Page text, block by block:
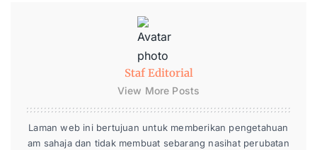
Staf Editorial
View More Posts
Laman web ini bertujuan untuk memberikan pengetahuan
am sahaja dan tidak membuat sebarang nasihat perubatan